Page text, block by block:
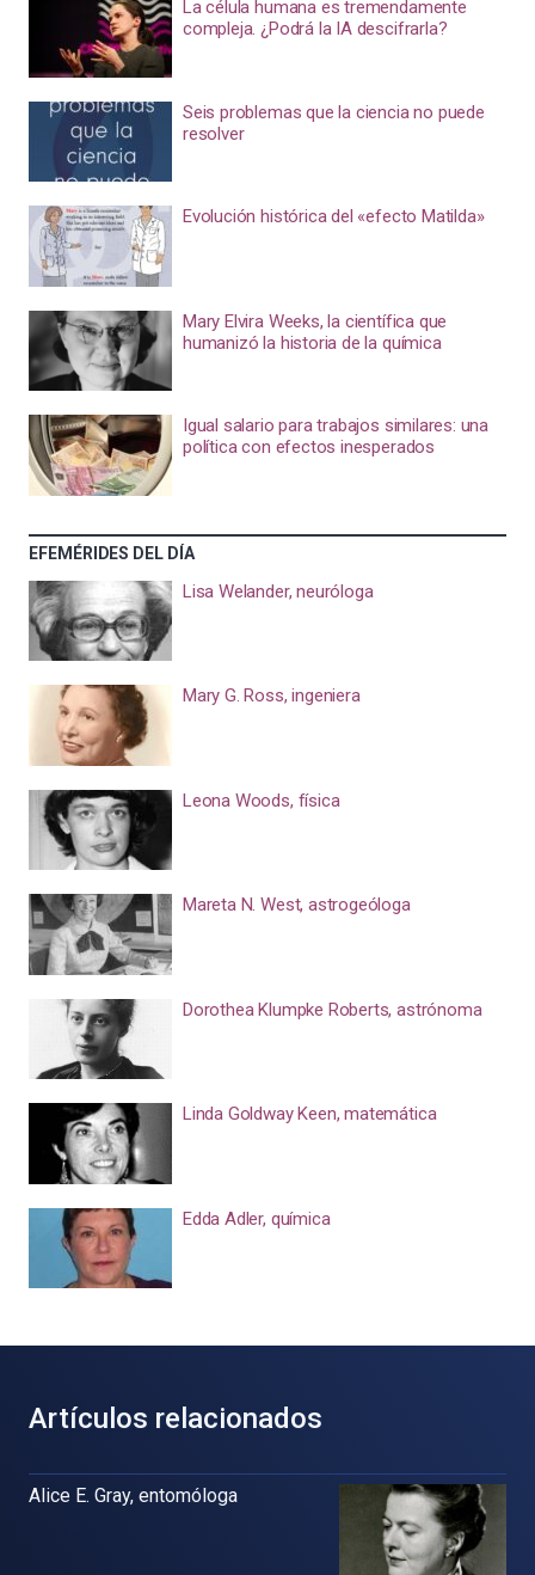
La célula humana es tremendamente
compleja. ¿Podrá la IA descifrarla?
Seis problemas que la ciencia no puede
resolver
Evolución histórica del «efecto Matilda»
Mary Elvira Weeks, la científica que
humanizó la historia de la química
Igual salario para trabajos similares: una
política con efectos inesperados
EFEMÉRIDES DEL DÍA
Lisa Welander, neuróloga
Mary G. Ross, ingeniera
Leona Woods, física
Mareta N. West, astrogeóloga
Dorothea Klumpke Roberts, astrónoma
Linda Goldway Keen, matemática
Edda Adler, química
Artículos relacionados
Alice E. Gray, entomóloga